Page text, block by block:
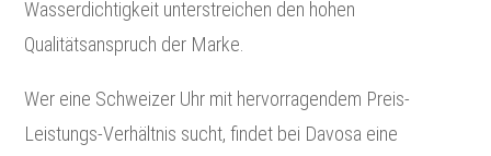
Wasserdichtigkeit unterstreichen den hohen
Qualitätsanspruch der Marke.
Wer eine Schweizer Uhr mit hervorragendem Preis-
Leistungs-Verhältnis sucht, findet bei Davosa eine